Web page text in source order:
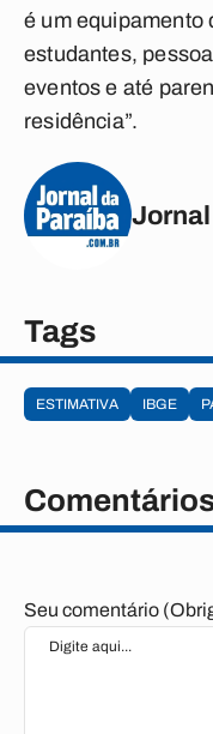
é um equipamento
estudantes,
eventos e até
residência”.
Tags
ESTIMATIVA IBGE
Seu comentário